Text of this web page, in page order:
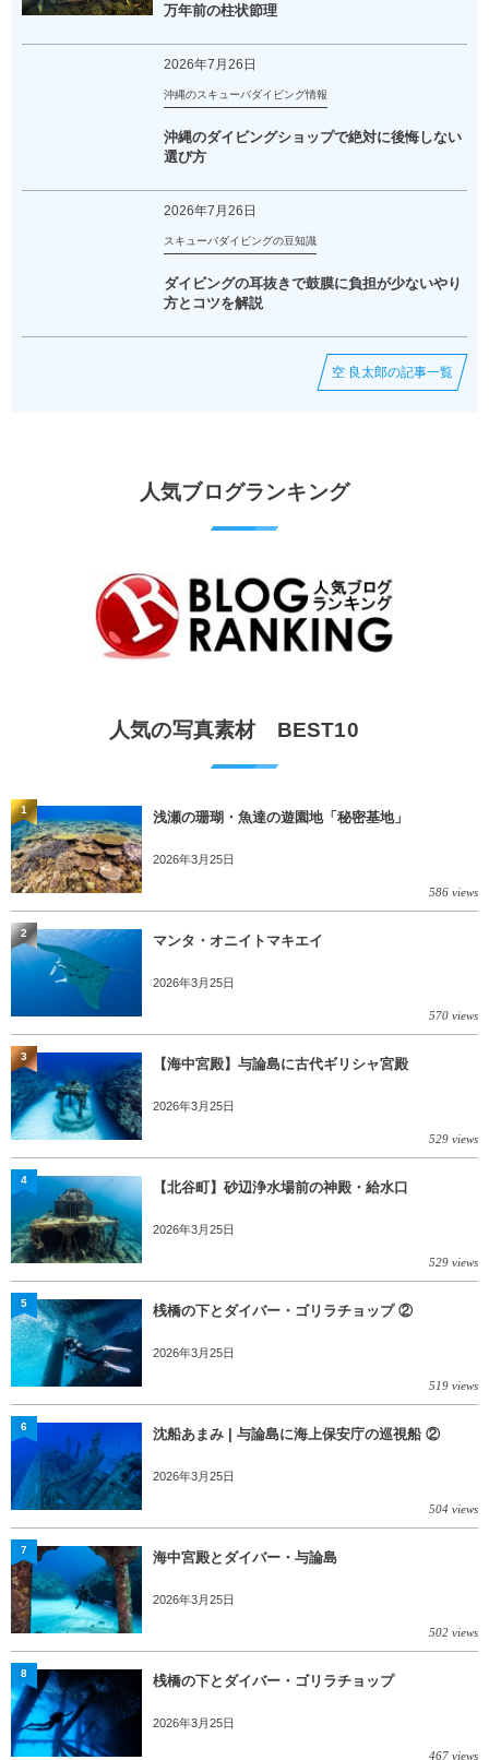
万年前の柱状節理
2026年7月26日
沖縄のスキューバダイビング情報
沖縄のダイビングショップで絶対に後悔しない
選び方
2026年7月26日
スキューバダイビングの豆知識
ダイビングの耳抜きで鼓膜に負担が少ないやり
方とコツを解説
空 良太郎の記事一覧
人気ブログランキング
人気の写真素材 BEST10
浅瀬の珊瑚・魚達の遊園地「秘密基地」
2026年3月25日
586 views
1
マンタ・オニイトマキエイ
2026年3月25日
570 views
2
【海中宮殿】与論島に古代ギリシャ宮殿
2026年3月25日
529 views
3
【北谷町】砂辺浄水場前の神殿・給水口
2026年3月25日
529 views
4
桟橋の下とダイバー・ゴリラチョップ ②
2026年3月25日
519 views
5
沈船あまみ | 与論島に海上保安庁の巡視船 ②
2026年3月25日
504 views
6
海中宮殿とダイバー・与論島
2026年3月25日
502 views
7
桟橋の下とダイバー・ゴリラチョップ
2026年3月25日
467 views
8